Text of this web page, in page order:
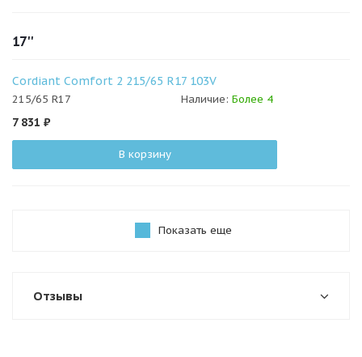
17''
Cordiant Comfort 2 215/65 R17 103V
215/65 R17 Наличие: Более 4
7 831 ₽
В корзину
Показать еще
Отзывы